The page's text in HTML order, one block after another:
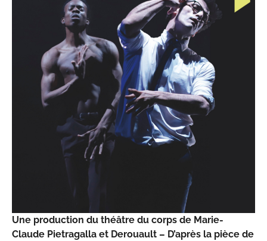
Une production du théâtre du corps de Marie-
Claude Pietragalla et Derouault – D’après la pièce de